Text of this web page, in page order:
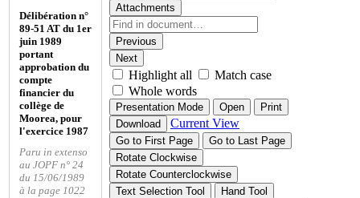
Délibération n°
89-51 AT du 1er
juin 1989
portant
approbation du
compte
financier du
collège de
Moorea, pour
l'exercice 1987
Paru in extenso
au JOPF n° 24
du 15/06/1989
à la page 1022
Attachments
Previous
Next
Highlight all
Match case
Whole words
Presentation Mode Open
Print
Download
Current View
Go to First Page
Go to Last Page
Rotate Clockwise
Rotate Counterclockwise
Text Selection Tool
Hand Tool